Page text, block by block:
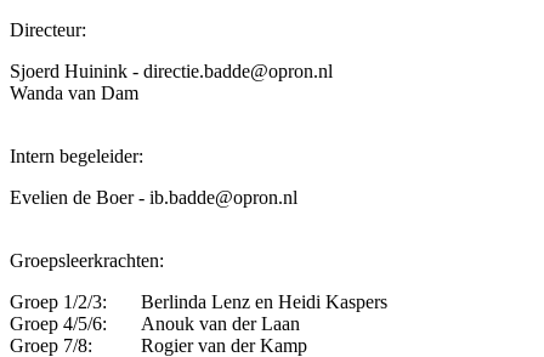
Directeur:
Sjoerd Huinink - directie.badde@opron.nl
Wanda van Dam
Intern begeleider:
Evelien de Boer - ib.badde@opron.nl
Groepsleerkrachten:
Groep 1/2/3: Berlinda Lenz en Heidi Kaspers
Groep 4/5/6: Anouk van der Laan
Groep 7/8: Rogier van der Kamp